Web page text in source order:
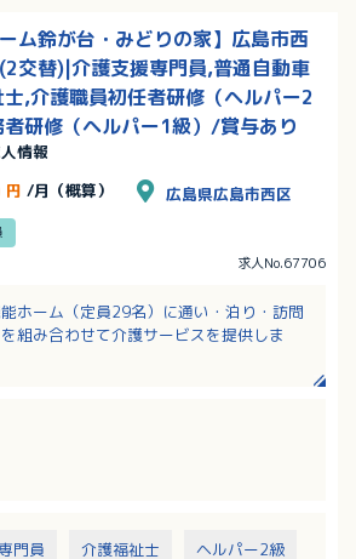
ム鈴が台・みどりの家】広島市西
交替)|介護支援専門員,普通自動車
,介護職員初任者研修（ヘルパー2
研修（ヘルパー1級）/賞与あり
情報
円 /月（概算） 広島県広島市西区
求人No.67706
ホーム（定員29名）に通い・泊り・訪問
組み合わせて介護サービスを提供しま
外出レクや病院受診等）
じた行事の開催
門員 介護福祉士 ヘルパー2級